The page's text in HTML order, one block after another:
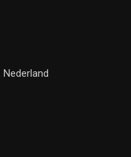
Nederland